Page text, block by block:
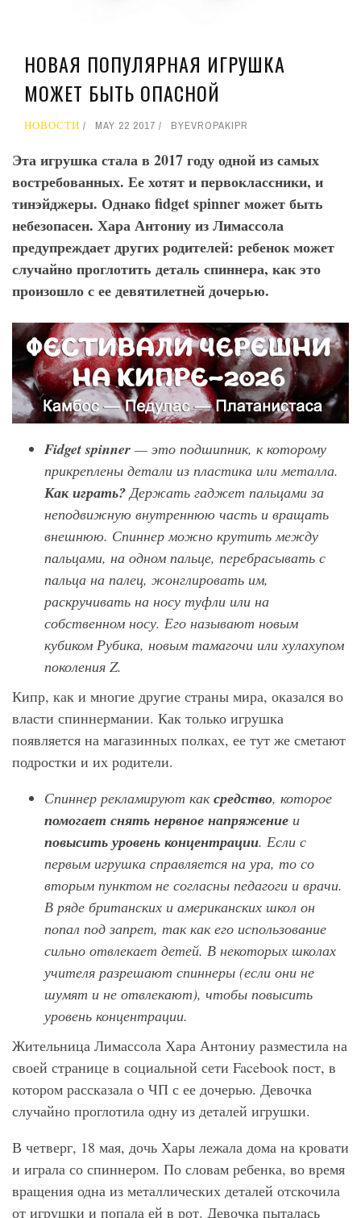
НОВАЯ ПОПУЛЯРНАЯ ИГРУШКА
МОЖЕТ БЫТЬ ОПАСНОЙ
НОВОСТИ MAY 22 2017 BYEVROPAKIPR
Эта игрушка стала в 2017 году одной из самых
востребованных. Ее хотят и первоклассники, и
тинэйджеры. Однако fidgetspinnerможет быть
небезопасен. Хара Антониу из Лимассола
предупреждает других родителей: ребенок может
случайно проглотить деталь спиннера, как это
произошло с ее девятилетней дочерью.
Fidgetspinner — это подшипник, к которому
прикреплены детали из пластика или металла.
Как играть?Держать гаджет пальцами за
неподвижную внутреннюю часть и вращать
внешнюю. Спиннер можно крутить между
пальцами, на одном пальце, перебрасывать с
пальца на палец, жонглировать им,
раскручивать на носу туфли или на
собственном носу. Его называют новым
кубиком Рубика, новым тамагочи или хулахупом
поколения Z.
Кипр, как и многие другие страны мира, оказался во
власти спиннермании. Как только игрушка
появляется на магазинных полках, ее тут же сметают
подростки и их родители.
Спиннер рекламируют каксредство, которое
помогает снять нервное напряжение и
повысить уровень концентрации. Если с
первым игрушка справляется на ура, то со
вторым пунктом не согласны педагоги и врачи.
В ряде британских и американских школ он
попал под запрет, так как его использование
сильно отвлекает детей. В некоторых школах
учителя разрешают спиннеры (если они не
шумят и не отвлекают), чтобы повысить
уровень концентрации.
Жительница Лимассола Хара Антониу разместила на
своей странице в социальной сети Facebook пост, в
котором рассказала о ЧП с ее дочерью. Девочка
случайно проглотила одну из деталей игрушки.
В четверг, 18 мая, дочь Хары лежала дома на кровати
и играла со спиннером. По словам ребенка, во время
вращения одна из металлических деталей отскочила
от игрушки и попала ей в рот. Девочка пыталась